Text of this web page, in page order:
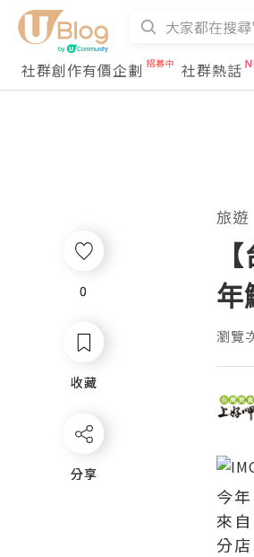
社群創作有價企劃 社群熱話
0
收藏
分享
旅遊
年
瀏覽
今
來
分
0
收藏
分享